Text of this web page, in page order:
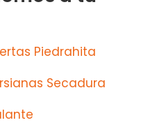
Piedrahita
Secadura